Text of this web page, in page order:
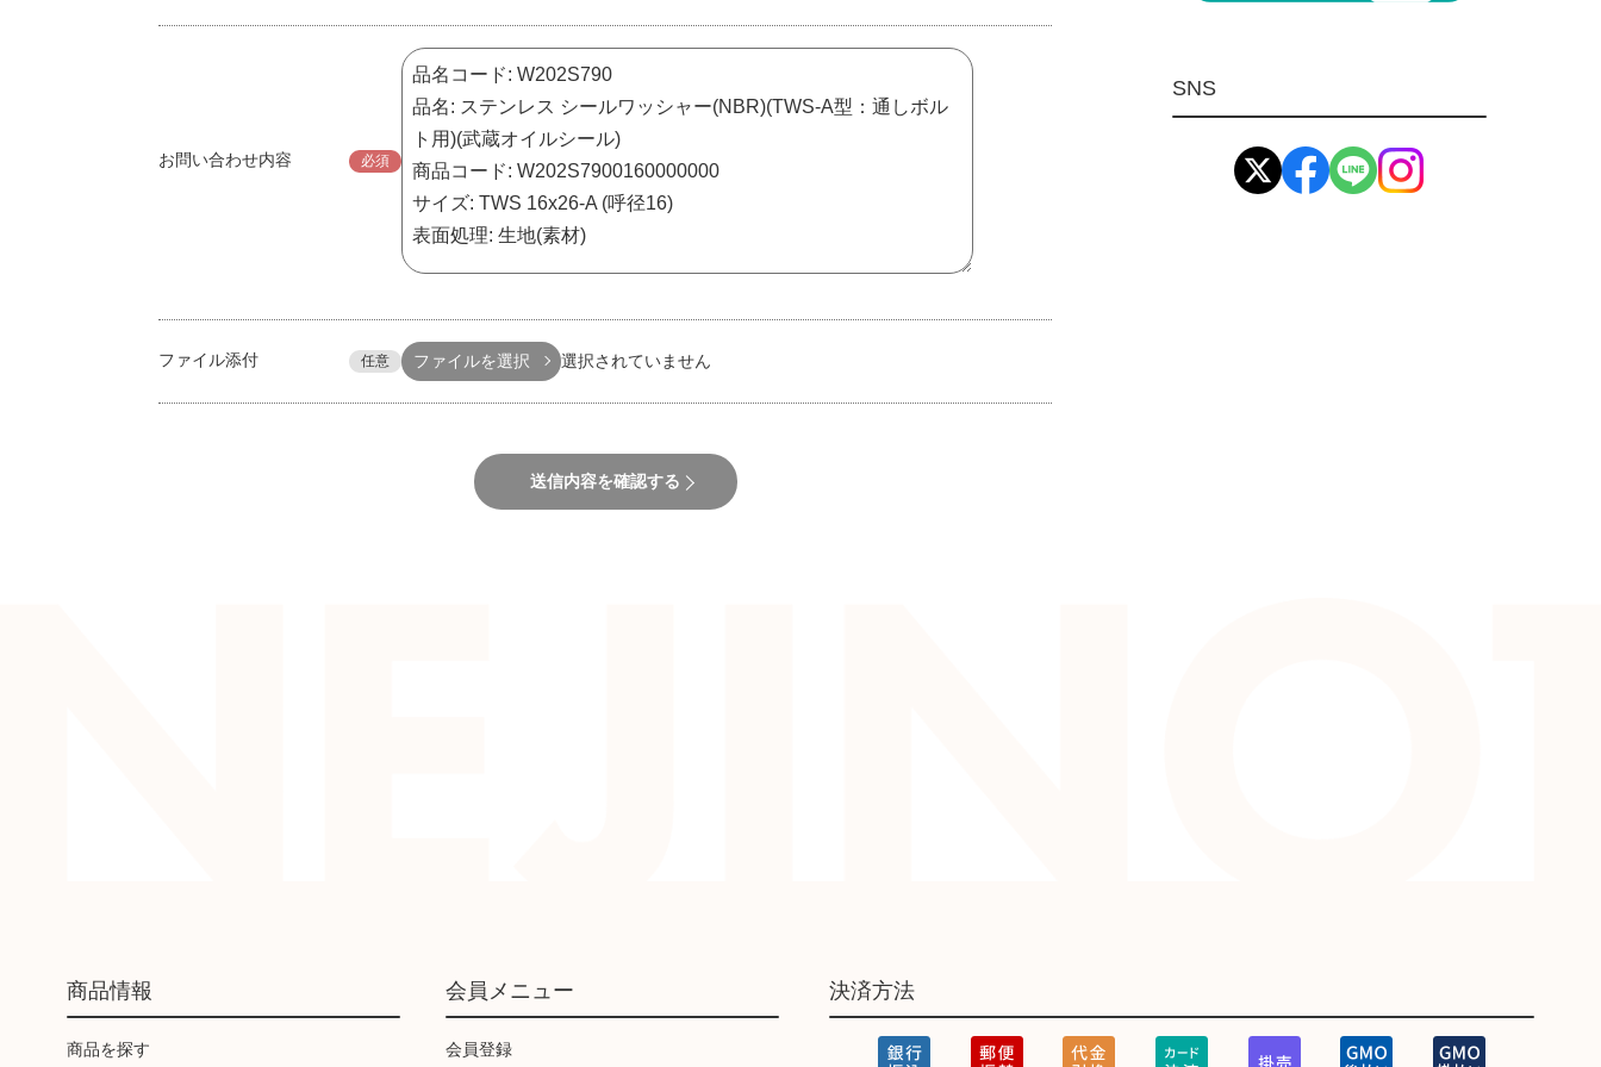
お問い合わせ内容 必須
ファイル添付 任意 ファイルを選択 選択されていません
送信内容を確認する
環境安全用品
工業資材(栃木屋)
SNS
商品情報
商品を探す
会員メニュー
会員登録
決済方法